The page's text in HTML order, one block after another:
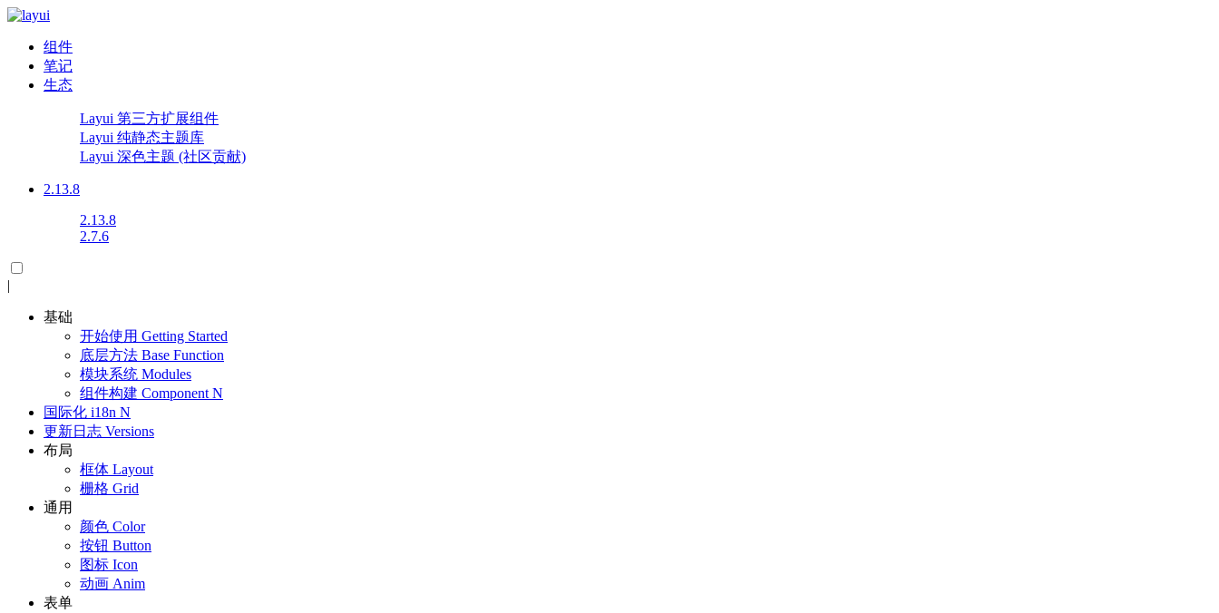
组件
笔记
生态
Layui 第三方扩展组件
Layui 纯静态主题库
Layui 深色主题 (社区贡献)
2.13.8
2.13.8
2.7.6
|
基础
开始使用 Getting Started
底层方法 Base Function
模块系统 Modules
组件构建 Component N
国际化 i18n N
更新日志 Versions
布局
框体 Layout
栅格 Grid
通用
颜色 Color
按钮 Button
图标 Icon
动画 Anim
表单